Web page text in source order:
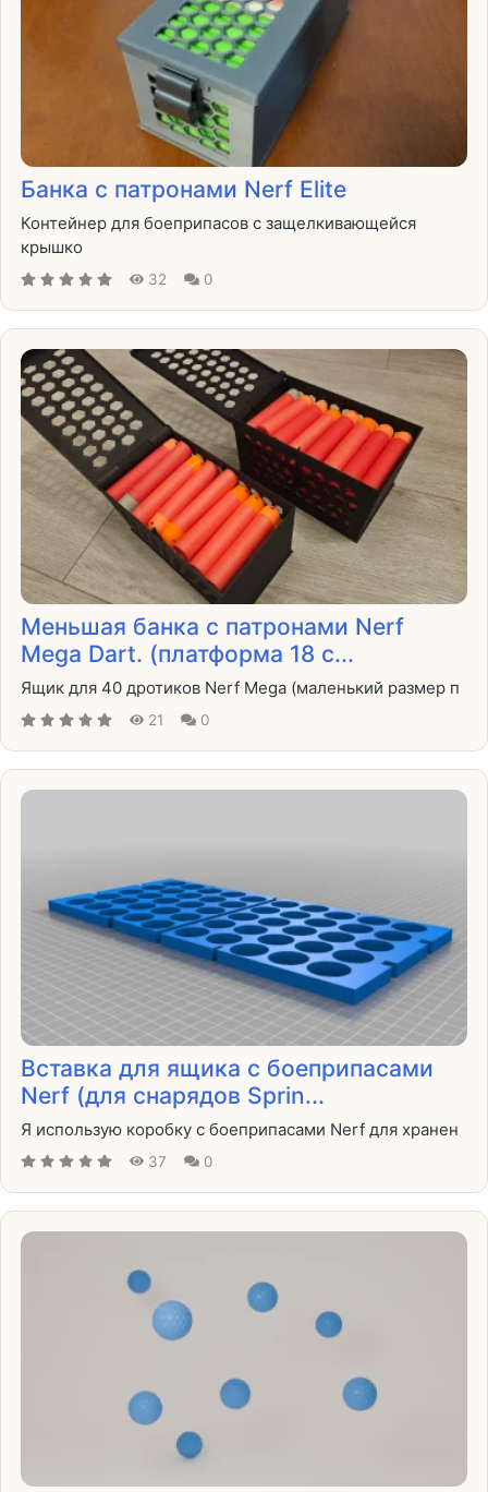
Банка с патронами Nerf Elite
Контейнер для боеприпасов с защелкивающейся
крышко
32 0
Меньшая банка с патронами Nerf
Mega Dart. (платформа 18 с...
Ящик для 40 дротиков Nerf Mega (маленький размер п
21 0
Вставка для ящика с боеприпасами
Nerf (для снарядов Sprin...
Я использую коробку с боеприпасами Nerf для хранен
37 0